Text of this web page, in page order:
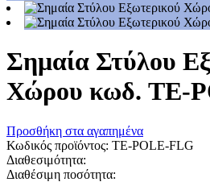
Σημαία Στύλου
Χώρου κωδ. TE-
Προσθήκη στα αγαπημένα
Κωδικός προϊόντος: TE-POLE-FLG
Διαθεσιμότητα:
Διαθέσιμη ποσότητα: